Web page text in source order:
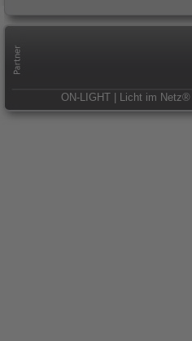
ON-LIGHT | Licht im Netz®